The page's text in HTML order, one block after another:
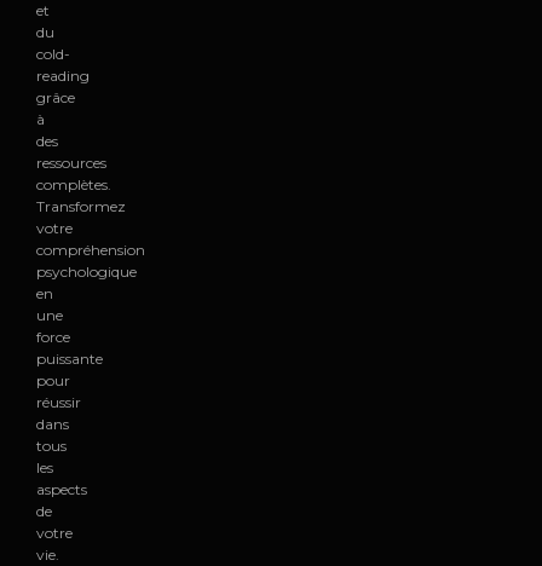
et
du
cold-
reading
grâce
à
des
ressources
complètes.
Transformez
votre
compréhension
psychologique
en
une
force
puissante
pour
réussir
dans
tous
les
aspects
de
votre
vie.